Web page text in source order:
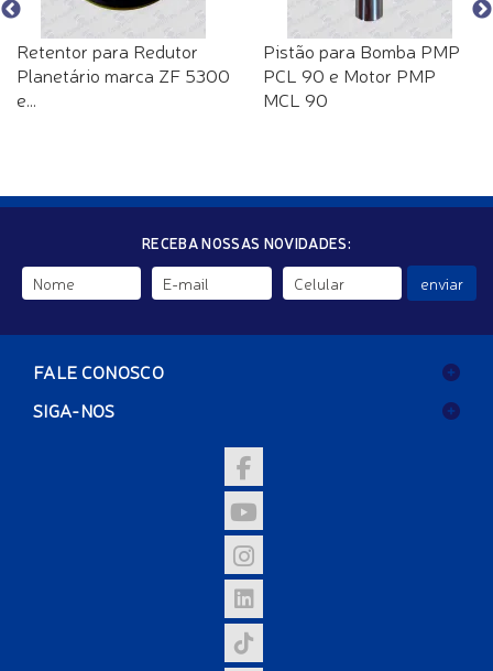
Retentor para Redutor
Planetário marca ZF 5300
e...
Pistão para Bomba PMP
PCL 90 e Motor PMP
MCL 90
RECEBA NOSSAS NOVIDADES:
enviar
FALE CONOSCO
SIGA-NOS